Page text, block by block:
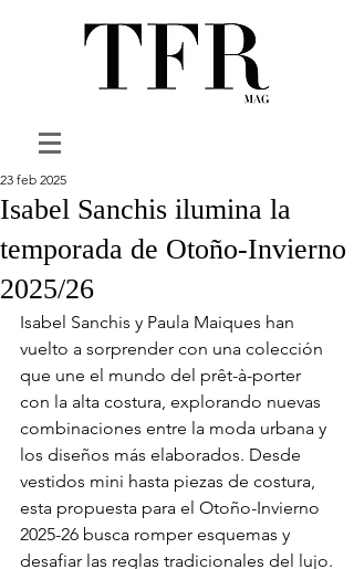
Isabel Sanchis ilumina la
temporada de Otoño-Invierno
2025/26
23 feb 2025
Isabel Sanchis y Paula Maiques han
vuelto a sorprender con una colección
que une el mundo del prêt-à-porter
con la alta costura, explorando nuevas
combinaciones entre la moda urbana y
los diseños más elaborados. Desde
vestidos mini hasta piezas de costura,
esta propuesta para el Otoño-Invierno
2025-26 busca romper esquemas y
desafiar las reglas tradicionales del lujo.